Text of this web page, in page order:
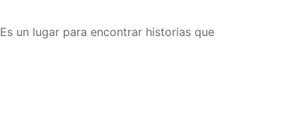
un lugar para encontrar historias que